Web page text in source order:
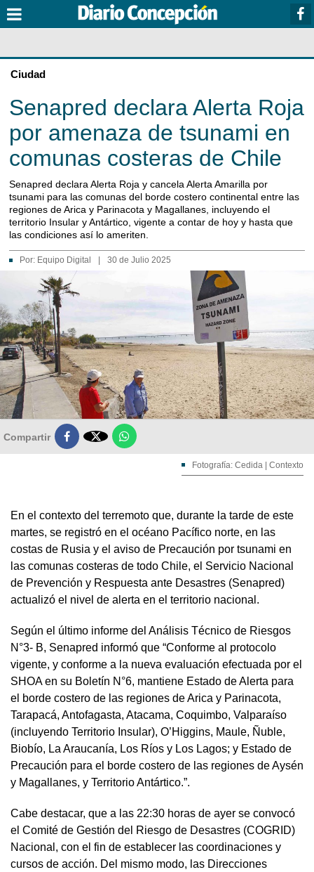
Ciudad
Senapred declara Alerta Roja
por amenaza de tsunami en
comunas costeras de Chile
Senapred declara Alerta Roja y cancela Alerta Amarilla por
tsunami para las comunas del borde costero continental entre las
regiones de Arica y Parinacota y Magallanes, incluyendo el
territorio Insular y Antártico, vigente a contar de hoy y hasta que
las condiciones así lo ameriten.
Por: Equipo Digital 30 de Julio 2025
Compartir 
Fotografía: Cedida | Contexto
En el contexto del terremoto que, durante la tarde de este
martes, se registró en el océano Pacífico norte, en las
costas de Rusia y el aviso de Precaución por tsunami en
las comunas costeras de todo Chile, el Servicio Nacional
de Prevención y Respuesta ante Desastres (Senapred)
actualizó el nivel de alerta en el territorio nacional.
Según el último informe del Análisis Técnico de Riesgos
N°3- B, Senapred informó que “Conforme al protocolo
vigente, y conforme a la nueva evaluación efectuada por el
SHOA en su Boletín N°6, mantiene Estado de Alerta para
el borde costero de las regiones de Arica y Parinacota,
Tarapacá, Antofagasta, Atacama, Coquimbo, Valparaíso
(incluyendo Territorio Insular), O’Higgins, Maule, Ñuble,
Biobío, La Araucanía, Los Ríos y Los Lagos; y Estado de
Precaución para el borde costero de las regiones de Aysén
y Magallanes, y Territorio Antártico.”.
Cabe destacar, que a las 22:30 horas de ayer se convocó
el Comité de Gestión del Riesgo de Desastres (COGRID)
Nacional, con el fin de establecer las coordinaciones y
cursos de acción. Del mismo modo, las Direcciones